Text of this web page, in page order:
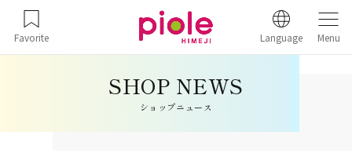
Favorite Language Menu
ショップニュース